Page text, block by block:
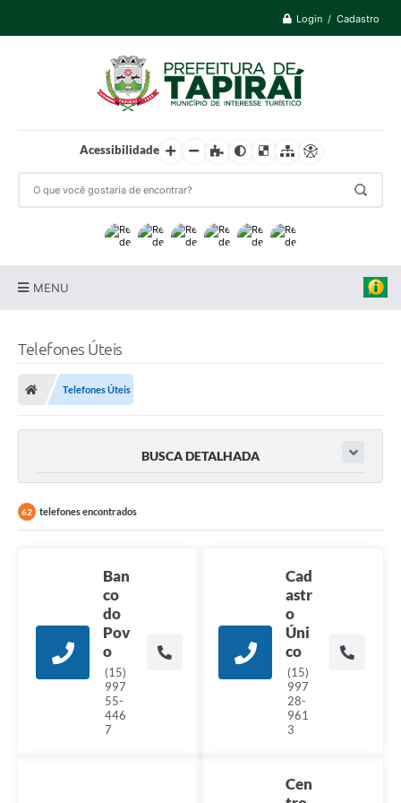
Login / Cadastro
Acessibilidade
MENU
Legislação
Turismo
Radar TP
Controle Interno
Telefones Úteis
Telefones Úteis
BUSCA DETALHADA
62 telefones encontrados
Ban
co
do
Pov
o
(15)
997
55-
446
7
Cad
astr
o
Úni
co
(15)
997
28-
961
3
Cen